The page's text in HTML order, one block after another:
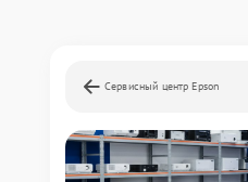
Сервисный центр Epson